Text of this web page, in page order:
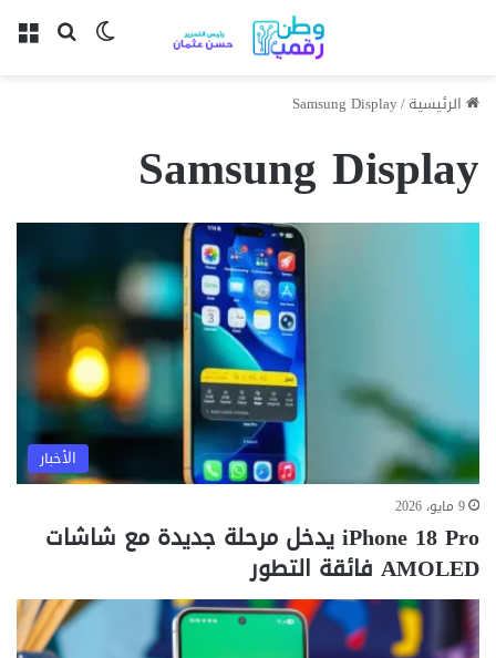
بحث عنالوضع
الرئيسية/
Samsung Display
Samsung Display
الأخبار
9 مايو، 2026
iPhone 18 Pro يدخل مرحلة جديدة مع شاشات
AMOLED فائقة التطور